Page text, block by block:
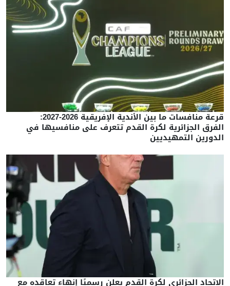
قرعة منافسات ما بين الأندية الإفريقية 2026-2027:
الفرق الجزائرية لكرة القدم تتعرف على منافسيها في
الدورين التمهيديين
الاتحاد الجزائري لكرة القدم يعلن رسميًا إنهاء تعاقده مع